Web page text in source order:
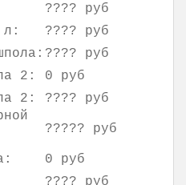
???? руб
л:
???? руб
???? руб
2:
0 руб
2:
???? руб
????? руб
0 руб
???? руб